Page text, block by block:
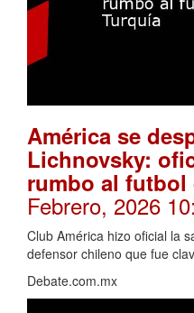
América se
Lichnovsky:
rumbo al futbol
Febrero, 2026
Club América hizo oficial la
defensor chileno que fue
Debate.com.mx